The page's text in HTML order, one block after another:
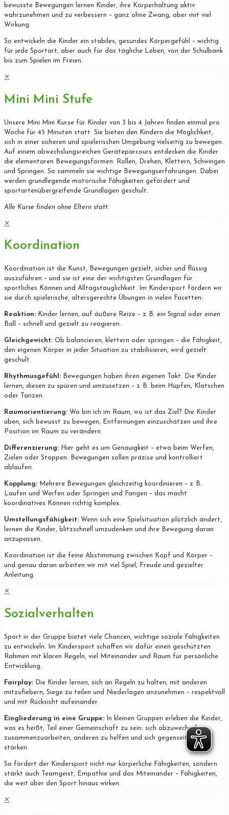
bewusste Bewegungen lernen Kinder, ihre Körperhaltung aktiv
wahrzunehmen und zu verbessern – ganz ohne Zwang, aber mit viel
Wirkung.
So entwickeln die Kinder ein stabiles, gesundes Körpergefühl – wichtig
für jede Sportart, aber auch für das tägliche Leben, von der Schulbank
bis zum Spielen im Freien.
✕
Mini Mini Stufe
Unsere Mini Mini Kurse für Kinder von 3 bis 4 Jahren finden einmal pro
Woche für 45 Minuten statt. Sie bieten den Kindern die Möglichkeit,
sich in einer sicheren und spielerischen Umgebung vielseitig zu bewegen.
Auf einem abwechslungsreichen Geräteparcours entdecken die Kinder
die elementaren Bewegungsformen: Rollen, Drehen, Klettern, Schwingen
und Springen. So sammeln sie wichtige Bewegungserfahrungen. Dabei
werden grundlegende motorische Fähigkeiten gefördert und
sportartenübergreifende Grundlagen geschult.
Alle Kurse finden ohne Eltern statt.
✕
Koordination
Koordination ist die Kunst, Bewegungen gezielt, sicher und flüssig
auszuführen – und sie ist eine der wichtigsten Grundlagen für
sportliches Können und Alltagstauglichkeit. Im Kindersport fördern wir
sie durch spielerische, altersgerechte Übungen in vielen Facetten:
Reaktion: Kinder lernen, auf äußere Reize – z. B. ein Signal oder einen
Ball – schnell und gezielt zu reagieren.
Gleichgewicht: Ob balancieren, klettern oder springen – die Fähigkeit,
den eigenen Körper in jeder Situation zu stabilisieren, wird gezielt
geschult.
Rhythmusgefühl: Bewegungen haben ihren eigenen Takt. Die Kinder
lernen, diesen zu spüren und umzusetzen – z. B. beim Hüpfen, Klatschen
oder Tanzen.
Raumorientierung: Wo bin ich im Raum, wo ist das Ziel? Die Kinder
üben, sich bewusst zu bewegen, Entfernungen einzuschätzen und ihre
Position im Raum zu verändern.
Differenzierung: Hier geht es um Genauigkeit – etwa beim Werfen,
Zielen oder Stoppen. Bewegungen sollen präzise und kontrolliert
ablaufen.
Kopplung: Mehrere Bewegungen gleichzeitig koordinieren – z. B.
Laufen und Werfen oder Springen und Fangen – das macht
koordinatives Können richtig komplex.
Umstellungsfähigkeit: Wenn sich eine Spielsituation plötzlich ändert,
lernen die Kinder, blitzschnell umzudenken und ihre Bewegung daran
anzupassen.
Koordination ist die feine Abstimmung zwischen Kopf und Körper –
und genau daran arbeiten wir mit viel Spiel, Freude und gezielter
Anleitung.
✕
Sozialverhalten
Sport in der Gruppe bietet viele Chancen, wichtige soziale Fähigkeiten
zu entwickeln. Im Kindersport schaffen wir dafür einen geschützten
Rahmen mit klaren Regeln, viel Miteinander und Raum für persönliche
Entwicklung.
Fairplay: Die Kinder lernen, sich an Regeln zu halten, mit anderen
mitzufiebern, Siege zu teilen und Niederlagen anzunehmen – respektvoll
und mit Rücksicht aufeinander.
Eingliederung in eine Gruppe: In kleinen Gruppen erleben die Kinder,
was es heißt, Teil einer Gemeinschaft zu sein: sich abzuwechseln,
zusammenzuarbeiten, anderen zu helfen und sich gegenseitig zu
stärken.
So fördert der Kindersport nicht nur körperliche Fähigkeiten, sondern
stärkt auch Teamgeist, Empathie und das Miteinander – Fähigkeiten,
die weit über den Sport hinaus wirken.
✕